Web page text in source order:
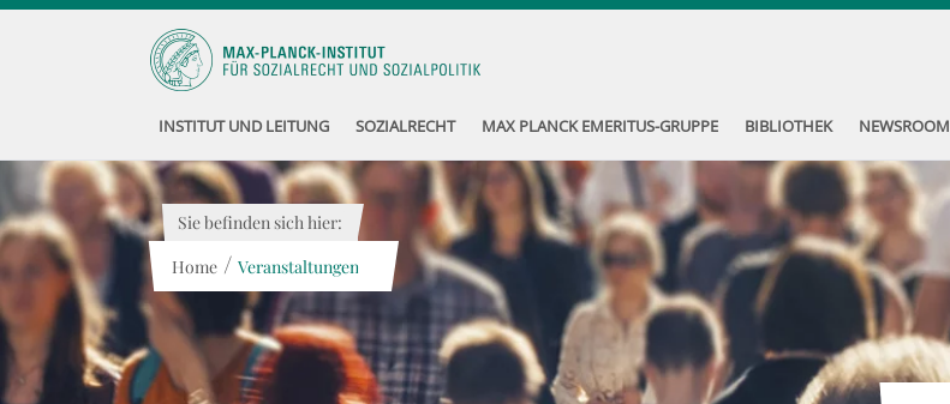
INSTITUT UND LEITUNG SOZIALRECHT MAX PLANCK EMERITUS-GRUPPE BIBLIOTHEK NEWSROOM
Sie befinden sich hier:
Home / Veranstaltungen